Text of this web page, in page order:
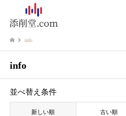
info
info
並べ替え条件
新しい順 古い順